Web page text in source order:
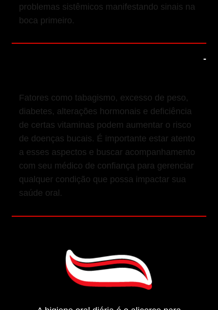
problemas sistêmicos manifestando sinais na
boca primeiro.
Fatores como tabagismo, excesso de peso,
diabetes, alterações hormonais e deficiência
de certas vitaminas podem aumentar o risco
de doenças bucais. É importante estar atento
a esses aspectos e buscar acompanhamento
com seu médico de confiança para gerenciar
qualquer condição que possa impactar sua
saúde oral.